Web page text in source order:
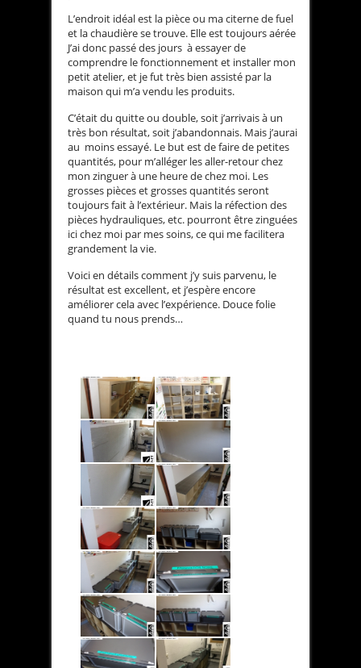
L’endroit idéal est la pièce ou ma citerne de fuel
et la chaudière se trouve. Elle est toujours aérée
J’ai donc passé des jours à essayer de
comprendre le fonctionnement et installer mon
petit atelier, et je fut très bien assisté par la
maison qui m’a vendu les produits.
C’était du quitte ou double, soit j’arrivais à un
très bon résultat, soit j’abandonnais. Mais j’aurai
au moins essayé. Le but est de faire de petites
quantités, pour m’alléger les aller-retour chez
mon zinguer à une heure de chez moi. Les
grosses pièces et grosses quantités seront
toujours fait à l’extérieur. Mais la réfection des
pièces hydrauliques, etc. pourront être zinguées
ici chez moi par mes soins, ce qui me facilitera
grandement la vie.
Voici en détails comment j’y suis parvenu, le
résultat est excellent, et j’espère encore
améliorer cela avec l’expérience. Douce folie
quand tu nous prends…